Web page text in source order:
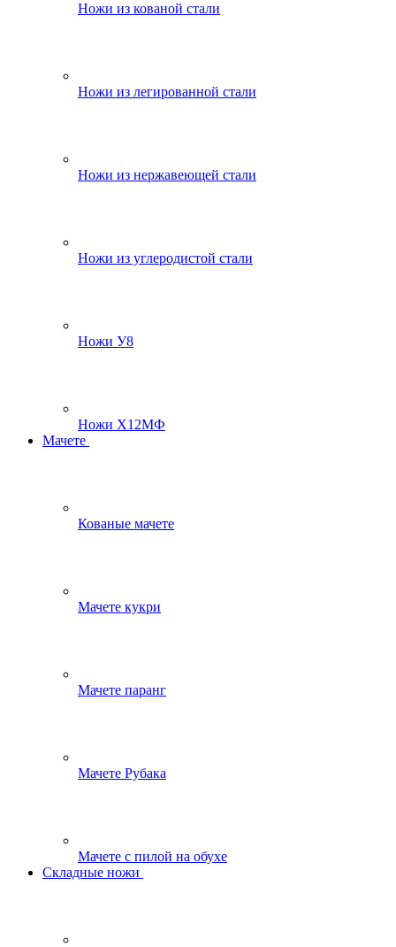
Ножи из кованой стали
Ножи из легированной стали
Ножи из нержавеющей стали
Ножи из углеродистой стали
Ножи У8
Ножи Х12МФ
Мачете
Кованые мачете
Мачете кукри
Мачете паранг
Мачете Рубака
Мачете с пилой на обухе
Складные ножи